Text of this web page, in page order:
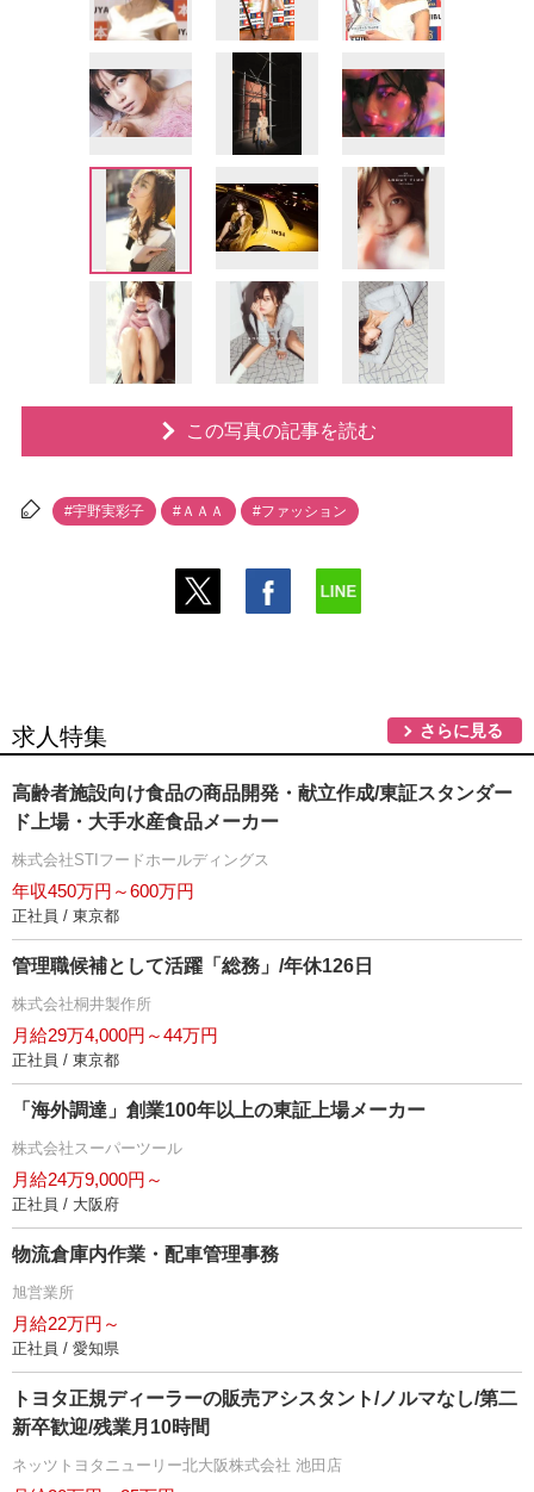
この写真の記事を読む
#宇野実彩子 #ＡＡＡ #ファッション
求人特集 さらに見る
高齢者施設向け食品の商品開発・献立作成/東証スタンダー
ド上場・大手水産食品メーカー
株式会社STIフードホールディングス
年収450万円～600万円
正社員 / 東京都
管理職候補として活躍「総務」/年休126日
株式会社桐井製作所
月給29万4,000円～44万円
正社員 / 東京都
「海外調達」創業100年以上の東証上場メーカー
株式会社スーパーツール
月給24万9,000円～
正社員 / 大阪府
物流倉庫内作業・配車管理事務
旭営業所
月給22万円～
正社員 / 愛知県
トヨタ正規ディーラーの販売アシスタント/ノルマなし/第二
新卒歓迎/残業月10時間
ネッツトヨタニューリー北大阪株式会社 池田店